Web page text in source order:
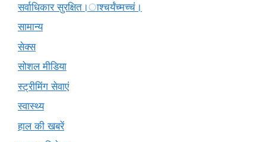
सर्वाधिकार सुरक्षित।ाश्चर्यंच्मच्चं।
सामान्य
सेक्स
सोशल मीडिया
स्ट्रीमिंग सेवाएं
स्वास्थ्य
हाल की खबरें